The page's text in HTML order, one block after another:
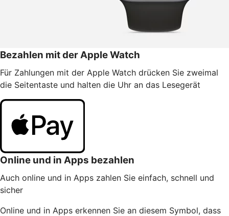
Bezahlen mit der Apple Watch
Für Zahlungen mit der Apple Watch drücken Sie zweimal
die Seitentaste und halten die Uhr an das Lesegerät
Online und in Apps bezahlen
Auch online und in Apps zahlen Sie einfach, schnell und
sicher
Online und in Apps erkennen Sie an diesem Symbol, dass